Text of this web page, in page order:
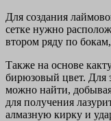
Для создания
сетке нужно
втором ряду по
Также на основе
бирюзовый цвет. Для
можно найти,
для получения
алмазную кирку и